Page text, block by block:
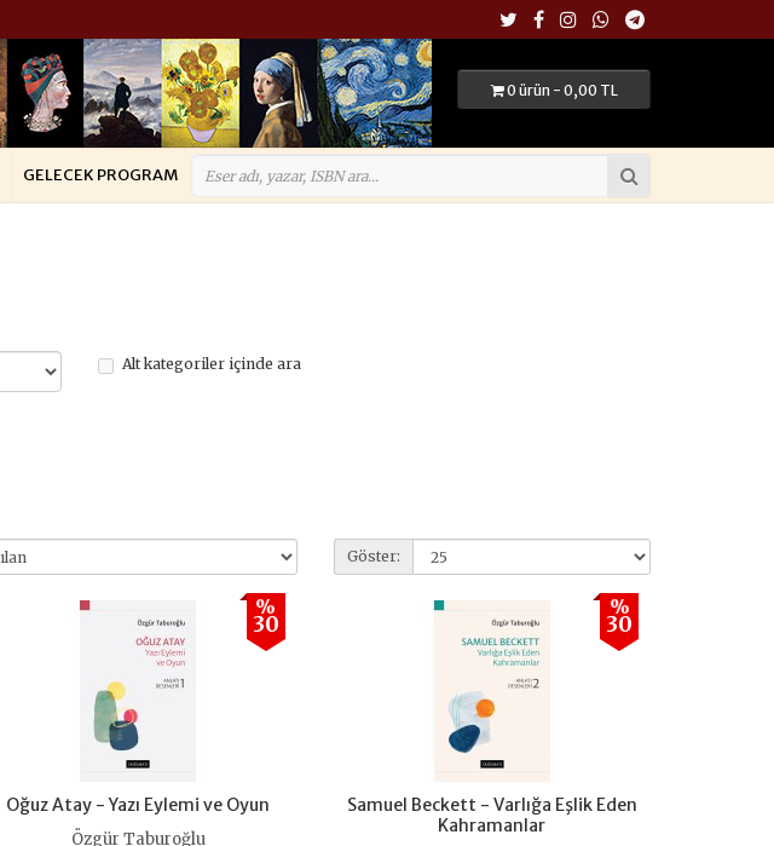
0 ürün - 0,00 TL
GELECEK PROGRAM
Alt kategoriler içinde ara
Göster:
%
30
Oğuz Atay - Yazı Eylemi ve Oyun
Özgür Taburoğlu
%
30
Samuel Beckett - Varlığa Eşlik Eden
Kahramanlar